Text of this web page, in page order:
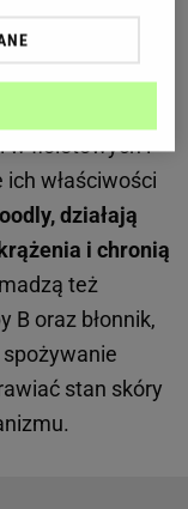
który w tej
antocyjanami
w fioletowych i
ich właściwości
działają
i chronią
też
B oraz błonnik,
stan skóry